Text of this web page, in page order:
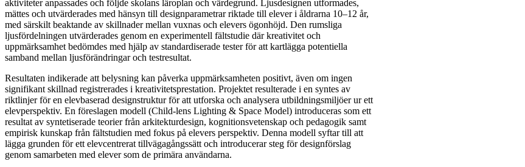
aktiviteter anpassades och följde skolans läroplan och värdegrund. Ljusdesignen utformades,
mättes och utvärderades med hänsyn till designparametrar riktade till elever i åldrarna 10–12 år,
med särskilt beaktande av skillnader mellan vuxnas och elevers ögonhöjd. Den rumsliga
ljusfördelningen utvärderades genom en experimentell fältstudie där kreativitet och
uppmärksamhet bedömdes med hjälp av standardiserade tester för att kartlägga potentiella
samband mellan ljusförändringar och testresultat.
Resultaten indikerade att belysning kan påverka uppmärksamheten positivt, även om ingen
signifikant skillnad registrerades i kreativitetsprestation. Projektet resulterade i en syntes av
riktlinjer för en elevbaserad designstruktur för att utforska och analysera utbildningsmiljöer ur ett
elevperspektiv. En föreslagen modell (Child-lens Lighting & Space Model) introduceras som ett
resultat av syntetiserade teorier från arkitekturdesign, kognitionsvetenskap och pedagogik samt
empirisk kunskap från fältstudien med fokus på elevers perspektiv. Denna modell syftar till att
lägga grunden för ett elevcentrerat tillvägagångssätt och introducerar steg för designförslag
genom samarbeten med elever som de primära användarna.